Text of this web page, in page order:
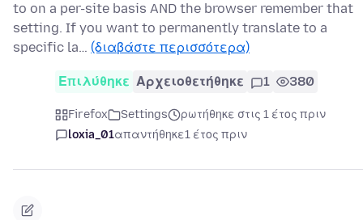
to on a per-site basis AND the browser remember that
setting. If you want to permanently translate to a
specific la… (διαβάστε περισσότερα)
Επιλύθηκε Αρχειοθετήθηκε 1 380
Firefox Settings
ρωτήθηκε στις 1 έτος πριν
loxia_01απαντήθηκε1 έτος πριν